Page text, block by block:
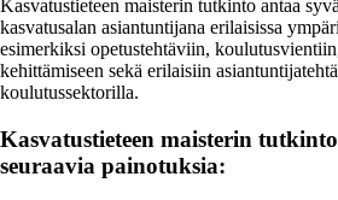
Kasvatustieteen maisterin tutkinto antaa
kasvatusalan asiantuntijana erilaisissa
esimerkiksi opetustehtäviin,
kehittämiseen sekä erilaisiin
koulutussektorilla.
Kasvatustieteen maisterin
seuraavia painotuksia: